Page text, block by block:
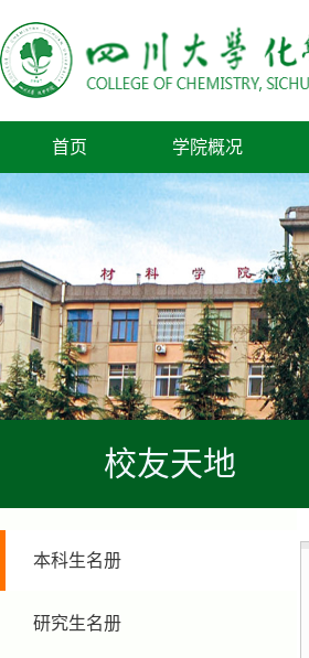
首页 学院概况
校友天地
本科生名册
研究生名册